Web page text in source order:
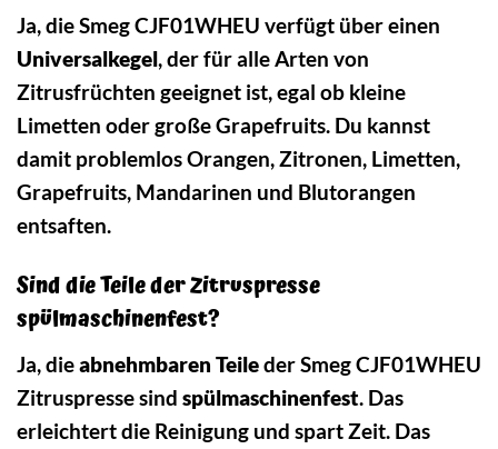
Ja, die Smeg CJF01WHEU verfügt über einen
Universalkegel, der für alle Arten von
Zitrusfrüchten geeignet ist, egal ob kleine
Limetten oder große Grapefruits. Du kannst
damit problemlos Orangen, Zitronen, Limetten,
Grapefruits, Mandarinen und Blutorangen
entsaften.
Sind die Teile der Zitruspresse
spülmaschinenfest?
Ja, dieabnehmbaren Teileder Smeg CJF01WHEU
Zitruspresse sind spülmaschinenfest. Das
erleichtert die Reinigung und spart Zeit. Das